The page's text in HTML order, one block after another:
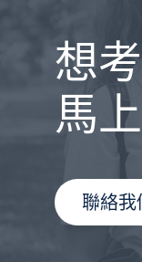
想
馬
聯絡我